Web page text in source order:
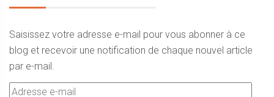
Saisissez votre adresse e-mail pour vous abonner à ce
blog et recevoir une notification de chaque nouvel article
par e-mail.
Adresse